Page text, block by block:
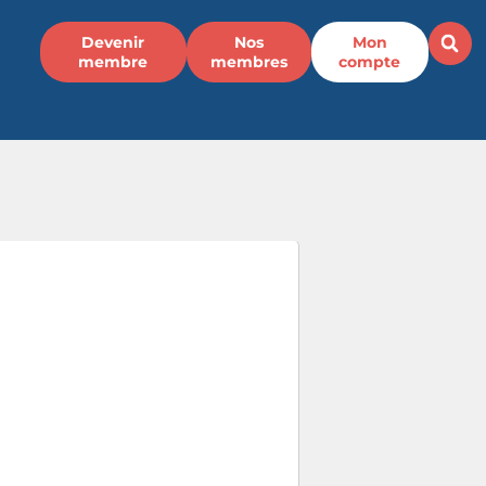
Devenir
membre
Nos
membres
Mon
compte